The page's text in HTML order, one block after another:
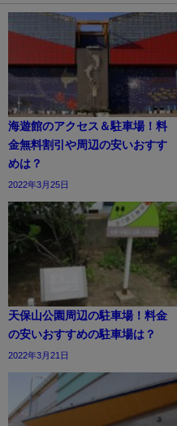
海遊館のアクセス＆駐車場！料
金無料割引や周辺の安いおすす
めは？
2022年3月25日
天保山公園周辺の駐車場！料金
の安いおすすめの駐車場は？
2022年3月21日